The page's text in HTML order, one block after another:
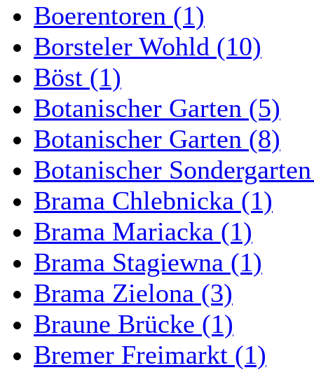
Boerentoren (1)
Borsteler Wohld (10)
Böst (1)
Botanischer Garten (5)
Botanischer Garten (8)
Botanischer
Brama Chlebnicka (1)
Brama Mariacka (1)
Brama Stagiewna (1)
Brama Zielona (3)
Braune Brücke (1)
Bremer Freimarkt (1)